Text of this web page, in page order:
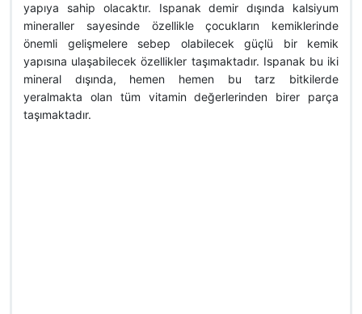
yapıya sahip olacaktır. Ispanak demir dışında kalsiyum
mineraller sayesinde özellikle çocukların kemiklerinde
önemli gelişmelere sebep olabilecek güçlü bir kemik
yapısına ulaşabilecek özellikler taşımaktadır. Ispanak bu iki
mineral dışında, hemen hemen bu tarz bitkilerde
yeralmakta olan tüm vitamin değerlerinden birer parça
taşımaktadır.